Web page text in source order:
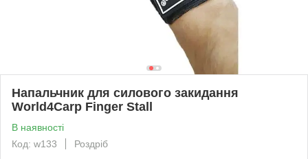
Напальчник для силового закидання
World4Carp Finger Stall
В наявності
Код: w133
Роздріб